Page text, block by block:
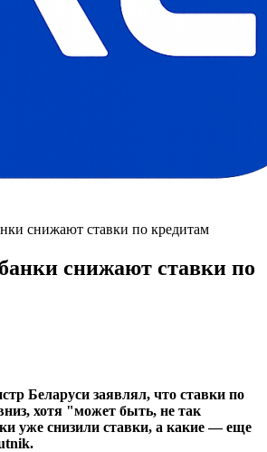
снижают ставки по кредитам
снижают ставки по
Беларуси заявлял, что ставки по
хотя "может быть, не так
уже снизили ставки, а какие — еще